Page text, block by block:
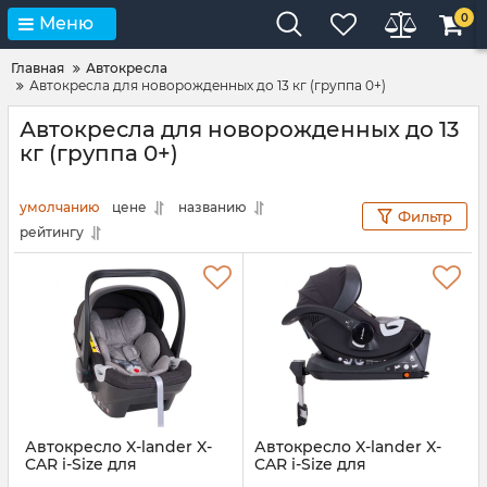
Меню 0
Главная
Автокресла
Автокресла для новорожденных до 13 кг (группа 0+)
Автокресла для новорожденных до 13
кг (группа 0+)
умолчанию цене
названию
рейтингу
Фильтр
Автокресло X-lander X-
CAR i-Size для
Автокресло X-lander X-
CAR i-Size для